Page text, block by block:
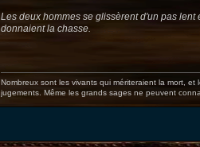
Les deux hommes se glissèrent d'un pas
donnaient la chasse.
Nombreux sont les vivants qui mériteraient la mort,
jugements. Même les grands sages ne peuvent